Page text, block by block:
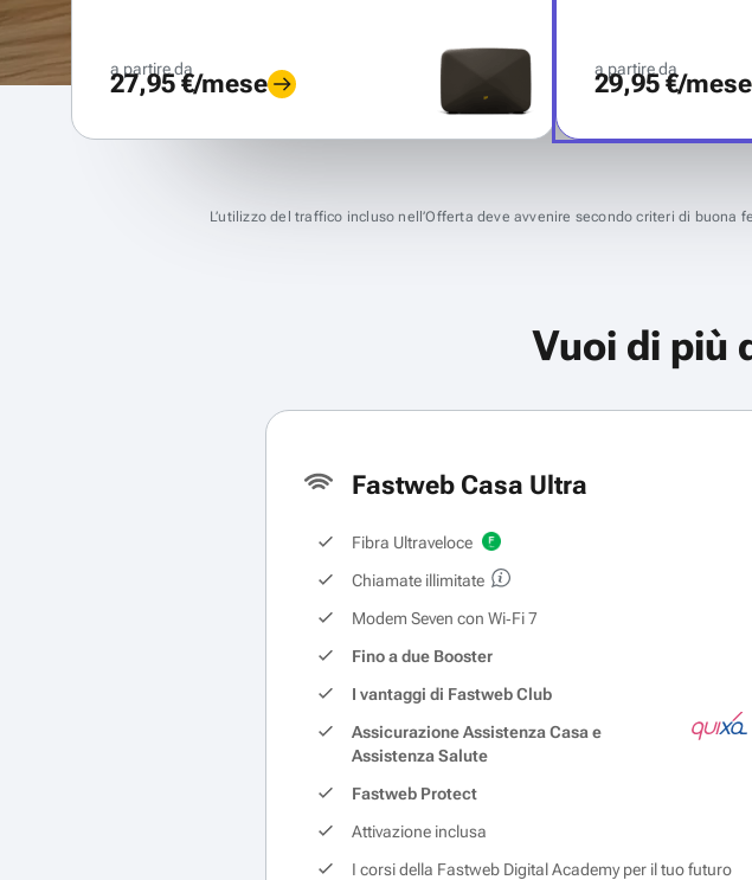
a partire da
27,95 €/mese a partire da
29,95 €/mese
L’utilizzo del traffico incluso nell’Offerta deve avvenire secondo criteri di
Vuoi di più
Fastweb Casa Ultra
Fibra Ultraveloce
Chiamate illimitate
Modem Seven con Wi‑Fi 7
Fino a due Booster
I vantaggi di Fastweb Club
Assicurazione Assistenza Casa e
Assistenza Salute
Fastweb Protect
Attivazione inclusa
I corsi della Fastweb Digital Academy per il tuo futuro